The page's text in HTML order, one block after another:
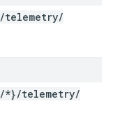
/telemetry/
/*}/telemetry/